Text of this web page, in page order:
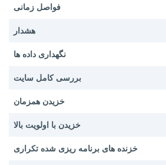
فواصل زمانی
هشدار
نگهداری داده ها
بررسی کامل سایت
خزیدن همزمان
خزیدن با اولویت بالا
خزنده های برنامه ریزی شده تکراری